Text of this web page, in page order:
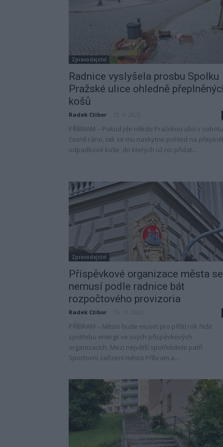
Zpravodajství
Radnice vyslyšela prosbu Spolku
Pražské ulice ohledně
košů
Radek Ctibor
PŘÍBRAM – Pokud jde někdo Pražskou ulicí v sobotu
časně ráno, tak se mu naskytne pohled na
odpadkové koše, do kterých už nic přidat...
Zpravodajství
Příspěvkové organizace města se
nemusí podle radnice bát
rozpočtového provizoria
Radek Ctibor
PŘÍBRAM – Město bude muset pro příští rok řešit
spotřebu energií ve svých příspěvkových
organizacích. Mezi největší spotřebitele patří
Sportovní zařízení města Příbram a...